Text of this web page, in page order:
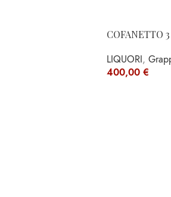
COFANETTO
LIQUORI,
400,00€